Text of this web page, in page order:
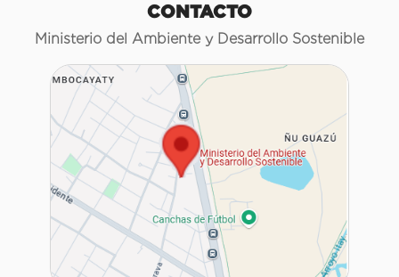
CONTACTO
Ministerio del Ambiente y Desarrollo Sostenible